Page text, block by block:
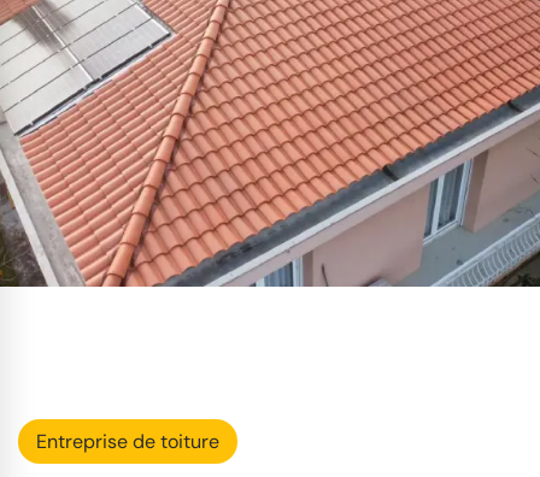
Entreprise de toiture